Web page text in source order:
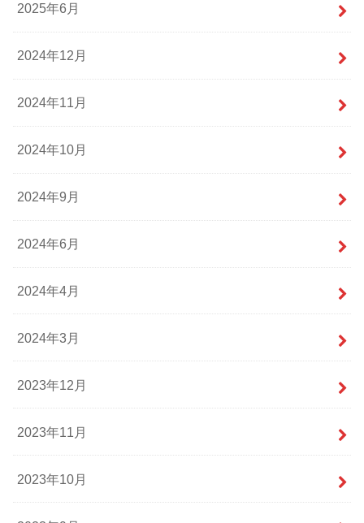
2025年6月
2024年12月
2024年11月
2024年10月
2024年9月
2024年6月
2024年4月
2024年3月
2023年12月
2023年11月
2023年10月